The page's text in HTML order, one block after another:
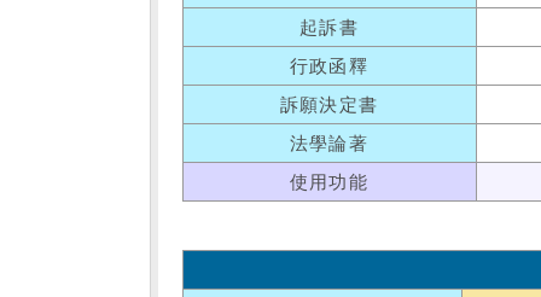
起訴書
行政函釋
訴願決定書
法學論著
使用功能